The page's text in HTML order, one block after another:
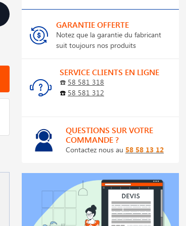
GARANTIE OFFERTE
Notez que la garantie du fabricant
suit toujours nos produits
SERVICE CLIENTS EN LIGNE
☎️ 58 581 318
☎️ 58 581 312
QUESTIONS SUR VOTRE
COMMANDE ?
Contactez nous au 58 58 13 12